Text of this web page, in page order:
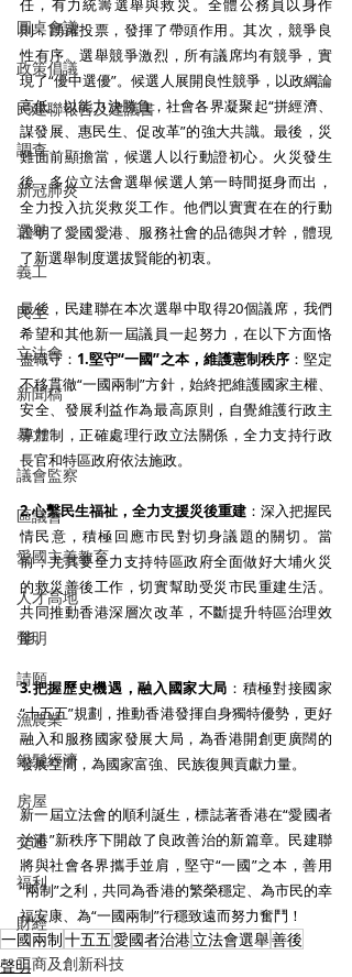
圓桌會議
政策倡議
民建聯報告及建議書
調查
新冠肺炎
選舉
義工
民生
立法會
新聞稿
暴力
議會監察
區議會
愛國主義教育
人才高地
聲明
請願
漁農業
銀髮經濟
房屋
交通
福利
財經
工商及創新科技
任，有力統籌選舉與救災。全體公務員以身作
則，踴躍投票，發揮了帶頭作用。其次，競爭良
性有序。選舉競爭激烈，所有議席均有競爭，實
現了“優中選優”。候選人展開良性競爭，以政綱論
高低、以能力決勝負，社會各界凝聚起“拼經濟、
謀發展、惠民生、促改革”的強大共識。最後，災
難面前顯擔當，候選人以行動證初心。火災發生
後，多位立法會選舉候選人第一時間挺身而出，
全力投入抗災救災工作。他們以實實在在的行動
證明了愛國愛港、服務社會的品德與才幹，體現
了新選舉制度選拔賢能的初衷。
最後，民建聯在本次選舉中取得20個議席，我們
希望和其他新一屆議員一起努力，在以下方面恪
盡職守： 1.堅守“一國”之本，維護憲制秩序：堅定
不移貫徹“一國兩制”方針，始終把維護國家主權、
安全、發展利益作為最高原則，自覺維護行政主
導體制，正確處理行政立法關係，全力支持行政
長官和特區政府依法施政。
2.心繫民生福祉，全力支援災後重建 ：深入把握民
情民意，積極回應市民對切身議題的關切。當
前，尤其要全力支持特區政府全面做好大埔火災
的救災善後工作，切實幫助受災市民重建生活。
共同推動香港深層次改革，不斷提升特區治理效
能。
3.把握歷史機遇，融入國家大局 ：積極對接國家
“十五五”規劃，推動香港發揮自身獨特優勢，更好
融入和服務國家發展大局，為香港開創更廣闊的
發展空間，為國家富強、民族復興貢獻力量。
新一屆立法會的順利誕生，標誌著香港在“愛國者
治港”新秩序下開啟了良政善治的新篇章。民建聯
將與社會各界攜手並肩，堅守“一國”之本，善用
“兩制”之利，共同為香港的繁榮穩定、為市民的幸
福安康、為“一國兩制”行穩致遠而努力奮鬥！
一國兩制十五五愛國者治港立法會選舉善後
聲明